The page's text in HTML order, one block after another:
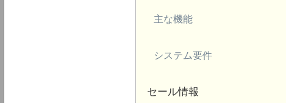
主な機能
システム要件
セール情報